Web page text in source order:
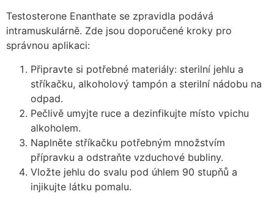
Testosterone Enanthate se zpravidla podává
intramuskulárně. Zde jsou doporučené kroky pro
správnou aplikaci:
Připravte si potřebné materiály: sterilní jehlu a
stříkačku, alkoholový tampón a sterilní nádobu na
odpad.
Pečlivě umyjte ruce a dezinfikujte místo vpichu
alkoholem.
Naplněte stříkačku potřebným množstvím
přípravku a odstraňte vzduchové bubliny.
Vložte jehlu do svalu pod úhlem 90 stupňů a
injikujte látku pomalu.